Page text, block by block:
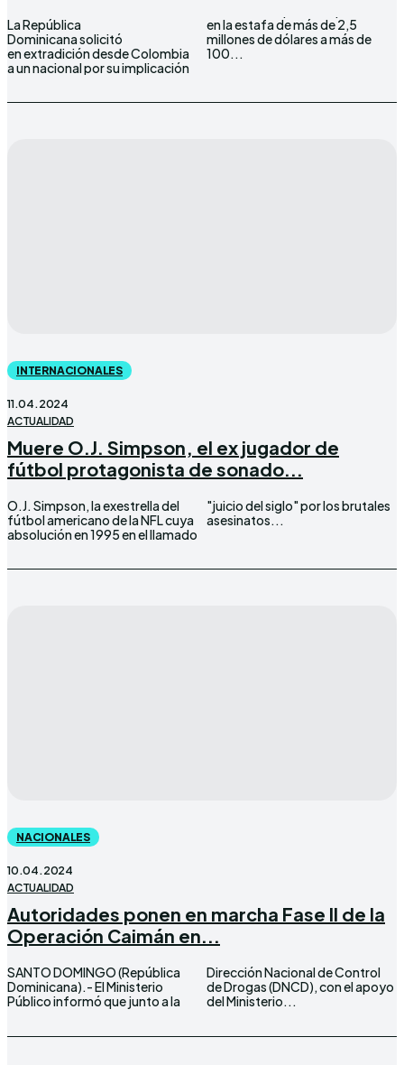
La República
Dominicana solicitó
en extradición desde Colombia
a un nacional por su implicación
en la estafa de más de 2,5
millones de dólares a más de
100...
INTERNACIONALES
11.04.2024
ACTUALIDAD
Muere O.J. Simpson, el ex jugador de
fútbol protagonista de sonado...
O.J. Simpson, la exestrella del
fútbol americano de la NFL cuya
absolución en 1995 en el llamado
"juicio del siglo" por los brutales
asesinatos...
NACIONALES
10.04.2024
ACTUALIDAD
Autoridades ponen en marcha Fase II de la
Operación Caimán en...
SANTO DOMINGO (República
Dominicana).- El Ministerio
Público informó que junto a la
Dirección Nacional de Control
de Drogas (DNCD), con el apoyo
del Ministerio...